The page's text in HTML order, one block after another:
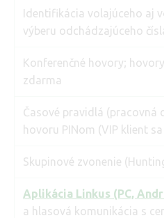
Identifikácia volajúceho aj
výberu odchádzajúceho
Konferenčné hovory;
zdarma
Časové pravidlá (pracovná
hovoru PINom (VIP klient
Skupinové zvonenie
Aplikácia Linkus (PC,
a hlasová komunikácia s